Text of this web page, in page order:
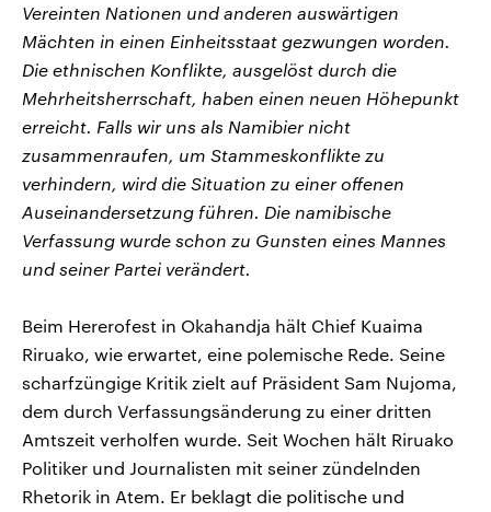
Vereinten Nationen und anderen auswärtigen
Mächten in einen Einheitsstaat gezwungen worden.
Die ethnischen Konflikte, ausgelöst durch die
Mehrheitsherrschaft, haben einen neuen Höhepunkt
erreicht. Falls wir uns als Namibier nicht
zusammenraufen, um Stammeskonflikte zu
verhindern, wird die Situation zu einer offenen
Auseinandersetzung führen. Die namibische
Verfassung wurde schon zu Gunsten eines Mannes
und seiner Partei verändert.
Beim Hererofest in Okahandja hält Chief Kuaima
Riruako, wie erwartet, eine polemische Rede. Seine
scharfzüngige Kritik zielt auf Präsident Sam Nujoma,
dem durch Verfassungsänderung zu einer dritten
Amtszeit verholfen wurde. Seit Wochen hält Riruako
Politiker und Journalisten mit seiner zündelnden
Rhetorik in Atem. Er beklagt die politische und